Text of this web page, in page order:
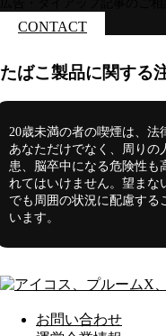
CONTACT
たばこ製品に関する
20歳未満の者の喫煙は、法
あなただけでなく、周りの
患、脳卒中になる危険性も
れてはいけません。望まな
でも周囲の状況に配慮する
います。
お問い合わせ